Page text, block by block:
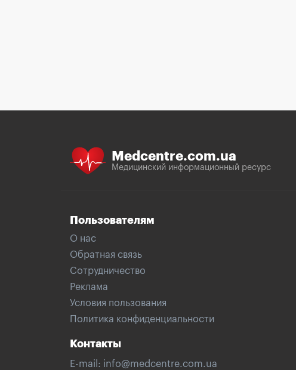
Medcentre.com.ua
Медицинский информационный ресурс
Пользователям
О нас
Обратная связь
Сотрудничество
Реклама
Условия пользования
Политика конфиденциальности
Контакты
E-mail: info@medcentre.com.ua